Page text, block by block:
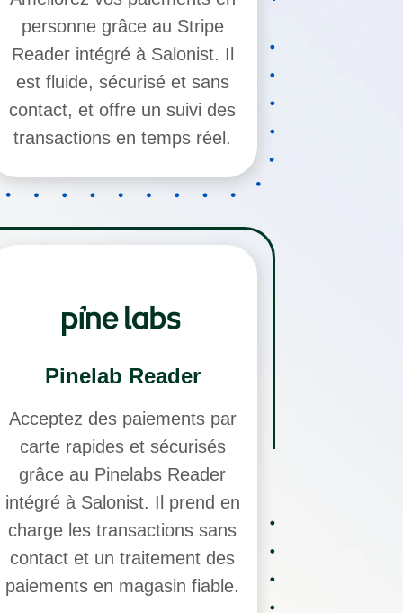
personne grâce au Stripe
Reader intégré à Salonist. Il
est fluide, sécurisé et sans
contact, et offre un suivi des
transactions en temps réel.
Pinelab Reader
Acceptez des paiements par
carte rapides et sécurisés
grâce au Pinelabs Reader
intégré à Salonist. Il prend en
charge les transactions sans
contact et un traitement des
paiements en magasin fiable.